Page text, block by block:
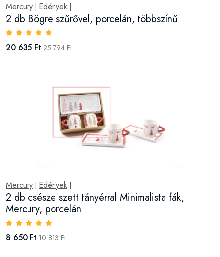
Mercury | Edények |
2 db Bögre szűrővel, porcelán, többszínű
20 635 Ft 25 794 Ft
Mercury | Edények |
2 db csésze szett tányérral Minimalista fák,
Mercury, porcelán
8 650 Ft 10 813 Ft